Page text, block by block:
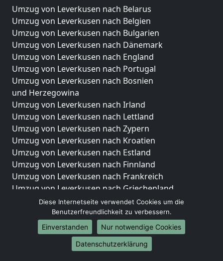
Umzug von Leverkusen nach Belarus
Umzug von Leverkusen nach Belgien
Umzug von Leverkusen nach Bulgarien
Umzug von Leverkusen nach Dänemark
Umzug von Leverkusen nach England
Umzug von Leverkusen nach Portugal
Umzug von Leverkusen nach Bosnien
und Herzegowina
Umzug von Leverkusen nach Irland
Umzug von Leverkusen nach Lettland
Umzug von Leverkusen nach Zypern
Umzug von Leverkusen nach Kroatien
Umzug von Leverkusen nach Estland
Umzug von Leverkusen nach Finnland
Umzug von Leverkusen nach Frankreich
Umzug von Leverkusen nach Griechenland
Umzug von Leverkusen nach Italien
Umzug von Leverkusen nach Liechtenstein
Umzug von Leverkusen nach Luxemburg
Umzug von Leverkusen nach Niederlande
Umzug von Leverkusen nach Norwegen
Diese Internetseite verwendet Cookies um die
Benutzerfreundlichkeit zu verbessern.
Einverstanden
Nur notwendige Cookies
Datenschutzerklärung